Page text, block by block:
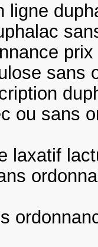
ligne
sans
ou sans
laxatif